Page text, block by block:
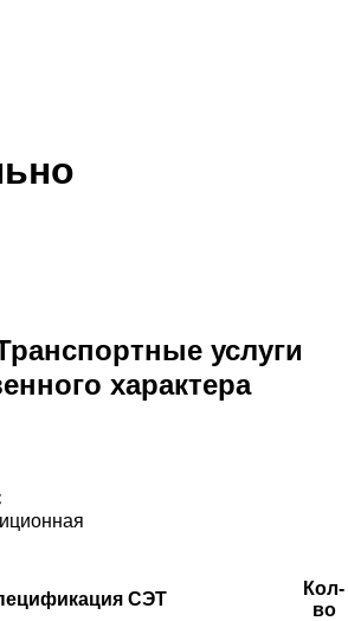
услуги
характера
СЭТ
Кол-
во